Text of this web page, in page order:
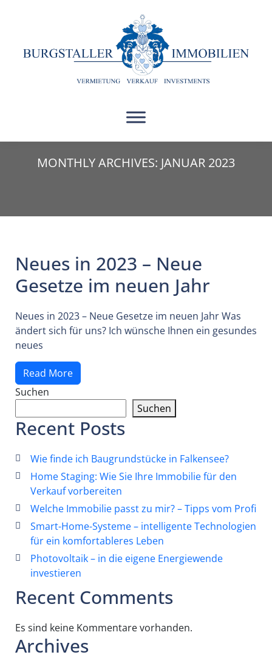
MONTHLY ARCHIVES: JANUAR 2023
Neues in 2023 – Neue
Gesetze im neuen Jahr
Neues in 2023 – Neue Gesetze im neuen Jahr Was
ändert sich für uns? Ich wünsche Ihnen ein gesundes
neues
Read More
Suchen
Suchen
Recent Posts
Wie finde ich Baugrundstücke in Falkensee?
Home Staging: Wie Sie Ihre Immobilie für den
Verkauf vorbereiten
Welche Immobilie passt zu mir? – Tipps vom Profi
Smart-Home-Systeme – intelligente Technologien
für ein komfortableres Leben
Photovoltaik – in die eigene Energiewende
investieren
Recent Comments
Es sind keine Kommentare vorhanden.
Archives